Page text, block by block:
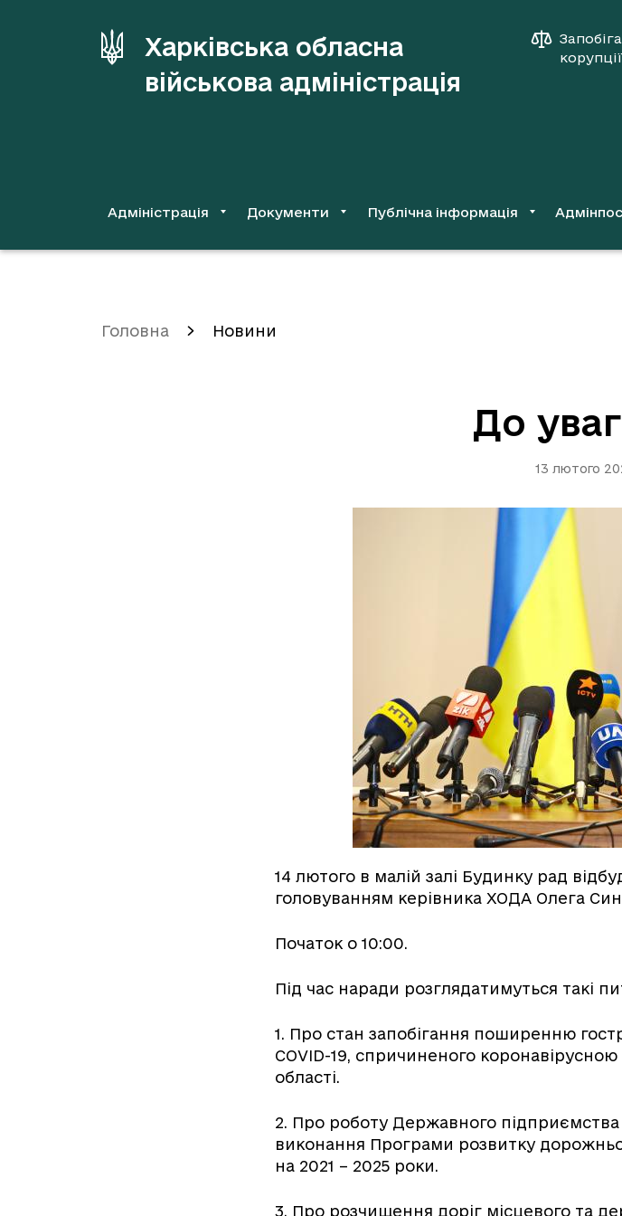
Харківська обласна
військова адміністрація
корупції
Адміністрація Документи Публічна інформація
Головна Новини
До
13 лютого
14 лютого в малій залі Будинку рад
головуванням керівника ХОДА Олега
Початок о 10:00.
Під час наради розглядатимуться такі
1. Про стан запобігання поширенню
COVID-19, спричиненого коронавірусною
області.
2. Про роботу Державного
виконання Програми розвитку
на 2021 – 2025 роки.
3. Про розчищення доріг місцевого та